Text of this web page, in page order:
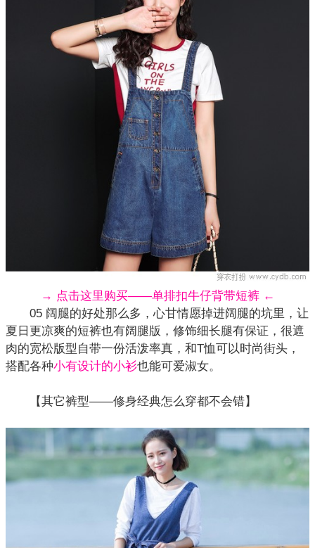
→ 点击这里购买——单排扣牛仔背带短裤 ←
05 阔腿的好处那么多，心甘情愿掉进阔腿的坑里，让
夏日更凉爽的短裤也有阔腿版，修饰细长腿有保证，很遮
肉的宽松版型自带一份活泼率真，和T恤可以时尚街头，
搭配各种小有设计的小衫也能可爱淑女。
【其它裤型——修身经典怎么穿都不会错】